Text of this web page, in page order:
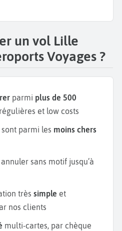
un vol Lille
Voyages ?
parmi plus de 500
régulières et low costs
sont parmi les moins chers
sans motif jusqu’à
très simple et
nos clients
multi-cartes, par chèque